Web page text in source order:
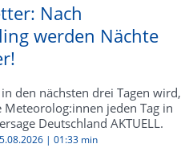
Nach
werden Nächte
den nächsten drei Tagen wird,
Meteorolog:innen jeden Tag in
Deutschland AKTUELL.
| 01:33 min